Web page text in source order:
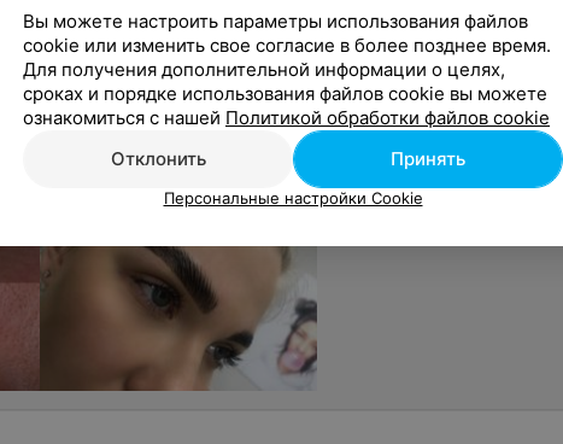
Вы можете настроить параметры использования файлов
cookie или изменить свое согласие в более позднее время.
Для получения дополнительной информации о целях,
сроках и порядке использования файлов cookie вы можете
ознакомиться с нашей Политикой обработки файлов cookie
Отклонить
Принять
Персональные настройки Cookie